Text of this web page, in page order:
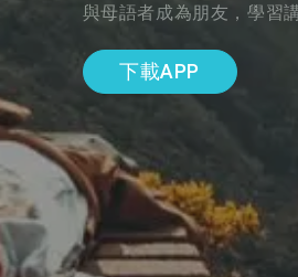
與母語者成為朋友，學習
下載APP